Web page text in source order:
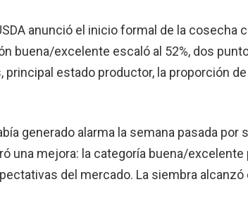
anunció el inicio formal de la cosecha
buena/excelente escaló al 52%, dos
principal estado productor, la proporción
generado alarma la semana pasada por
una mejora: la categoría buena/excelente
del mercado. La siembra alcanzó